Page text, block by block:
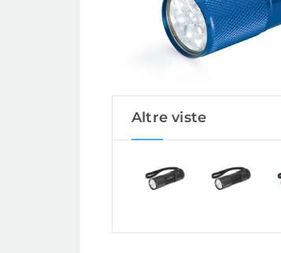
Altre viste